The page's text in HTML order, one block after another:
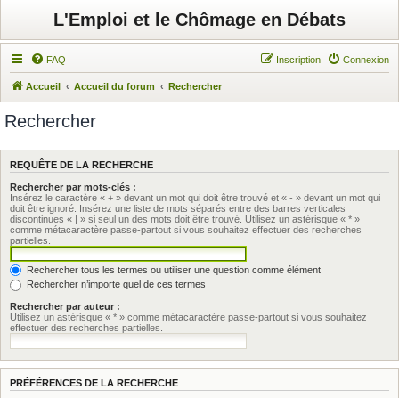
L'Emploi et le Chômage en Débats
FAQ Connexion
Inscription
Accueil Accueil du forum Rechercher
Rechercher
REQUÊTE DE LA RECHERCHE
Rechercher par mots-clés :
Insérez le caractère « + » devant un mot qui doit être trouvé et « - » devant un mot qui
doit être ignoré. Insérez une liste de mots séparés entre des barres verticales
discontinues « | » si seul un des mots doit être trouvé. Utilisez un astérisque « * »
comme métacaractère passe-partout si vous souhaitez effectuer des recherches
partielles.
Rechercher tous les termes ou utiliser une question comme élément
Rechercher n’importe quel de ces termes
Rechercher par auteur :
Utilisez un astérisque « * » comme métacaractère passe-partout si vous souhaitez
effectuer des recherches partielles.
PRÉFÉRENCES DE LA RECHERCHE